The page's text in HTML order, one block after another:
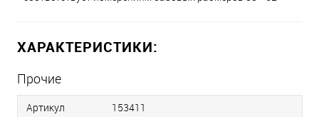
ХАРАКТЕРИСТИКИ:
Прочие
Артикул
153411